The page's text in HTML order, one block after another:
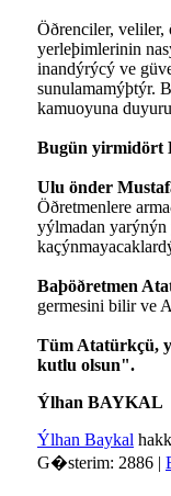
Öðrenciler, veliler,
yerleþimlerinin
inandýrýcý ve
sunulamamýþtýr.
kamuoyuna
Bugün yirmidört
Ulu önder
Öðretmenlere
yýlmadan yarýnýn
Baþöðretmen
germesini bilir ve
Tüm Atatürkçü,
kutlu olsun".
Ýlhan BAYKAL
Ýlhan Baykal
G�sterim: 2886 |